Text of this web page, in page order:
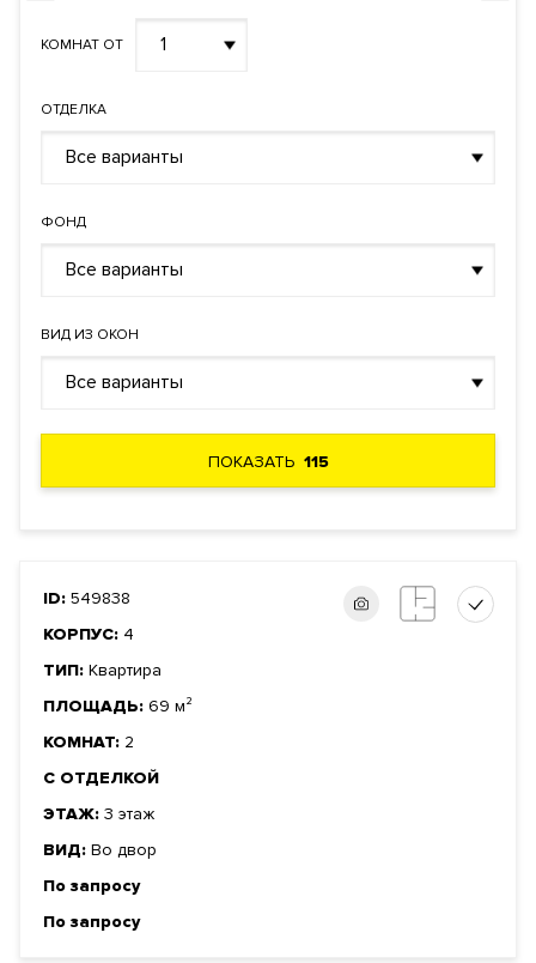
КОМНАТ ОТ 1
ОТДЕЛКА
Все варианты
ФОНД
Все варианты
ВИД ИЗ ОКОН
Все варианты
ПОКАЗАТЬ115
ID: 549838
КОРПУС: 4
ТИП: Квартира
ПЛОЩАДЬ: 69 м²
КОМНАТ: 2
С ОТДЕЛКОЙ
ЭТАЖ: 3 этаж
ВИД: Во двор
По запросу
По запросу